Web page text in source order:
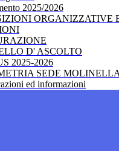
2025/2026
ORGANIZZATIVE
D' ASCOLTO
2025-2026
SEDE MOLINELLA
ed informazioni